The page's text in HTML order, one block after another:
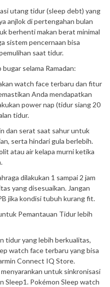
utang tidur (sleep debt) yang
anjlok di pertengahan bulan
berhenti makan berat minimal
sistem pencernaan bisa
saat tidur.
selama Ramadan:
watch face terbaru dan fitur
Anda mendapatkan
power nap (tidur siang 20
tidur.
dan serat saat sahur untuk
serta hindari gula berlebih.
atau air kelapa murni ketika
dilakukan 1 sampai 2 jam
yang disesuaikan. Jangan
jika kondisi tubuh kurang fit.
Pemantauan Tidur lebih
tidur yang lebih berkualitas,
watch face terbaru yang bisa
Connect IQ Store.
untuk sinkronisasi
Sleep1. Pokémon Sleep watch